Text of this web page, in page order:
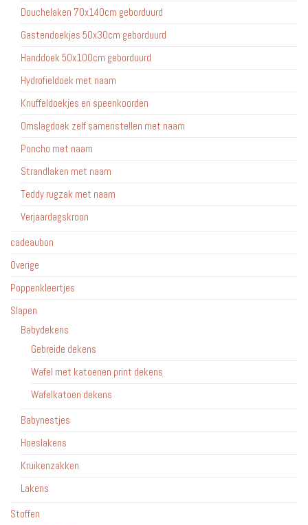
Douchelaken 70x140cm geborduurd
Gastendoekjes 50x30cm geborduurd
Handdoek 50x100cm geborduurd
Hydrofieldoek met naam
Knuffeldoekjes en speenkoorden
Omslagdoek zelf samenstellen met naam
Poncho met naam
Strandlaken met naam
Teddy rugzak met naam
Verjaardagskroon
cadeaubon
Overige
Poppenkleertjes
Slapen
Babydekens
Gebreide dekens
Wafel met katoenen print dekens
Wafelkatoen dekens
Babynestjes
Hoeslakens
Kruikenzakken
Lakens
Stoffen